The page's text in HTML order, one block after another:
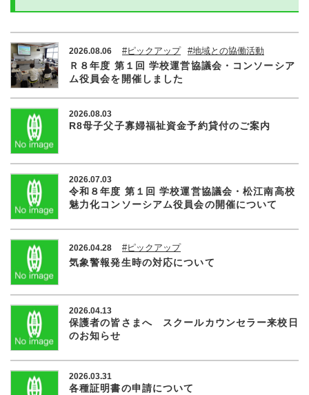
2026.08.06 #ピックアップ #地域との協働活動
Ｒ８年度 第１回 学校運営協議会・コンソーシア
ム役員会を開催しました
2026.08.03
R8母子父子寡婦福祉資金予約貸付のご案内
2026.07.03
令和８年度 第１回 学校運営協議会・松江南高校
魅力化コンソーシアム役員会の開催について
2026.04.28 #ピックアップ
気象警報発生時の対応について
2026.04.13
保護者の皆さまへ スクールカウンセラー来校日
のお知らせ
2026.03.31
各種証明書の申請について